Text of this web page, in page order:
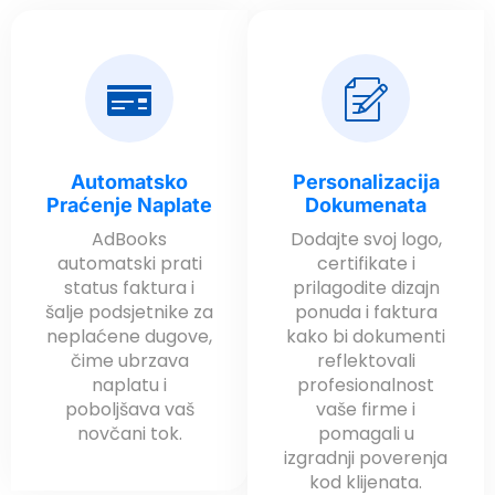
panel
panel
panel
panel
panel
panel
panel
panel
Automatsko
Praćenje Naplate
AdBooks
automatski prati
status faktura i
šalje podsjetnike za
neplaćene dugove,
čime ubrzava
naplatu i
poboljšava vaš
novčani tok.
Personalizacija
Dokumenata
Dodajte svoj logo,
certifikate i
prilagodite dizajn
ponuda i faktura
kako bi dokumenti
reflektovali
profesionalnost
vaše firme i
pomagali u
izgradnji poverenja
kod klijenata.